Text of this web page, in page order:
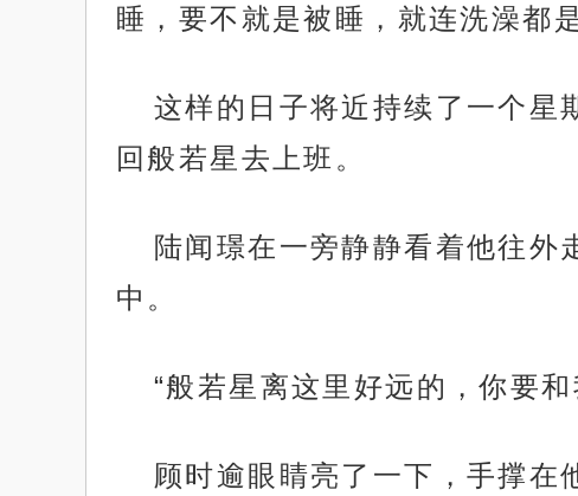
睡，要不就是被睡，就连洗澡都
这样的日子将近持续了一个星
回般若星去上班。
陆闻璟在一旁静静看着他往外
中。
“般若星离这里好远的，你要和
顾时逾眼睛亮了一下，手撑在